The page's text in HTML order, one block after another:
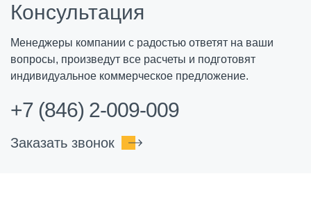
Консультация
Менеджеры компании с радостью ответят на ваши
вопросы, произведут все расчеты и подготовят
индивидуальное коммерческое предложение.
+7 (846) 2-009-009
Заказать звонок